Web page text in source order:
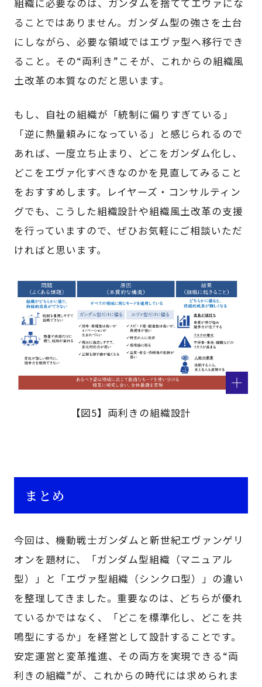
組織に必要なのは、ガンダムを捨ててエヴァにな
ることではありません。ガンダム型の強さを土台
にしながら、必要な領域ではエヴァ型へ移行でき
ること。その“両利き”こそが、これからの組織風
土改革の本質なのだと思います。
もし、自社の組織が「統制に偏りすぎている」
「逆に熱量頼みになっている」と感じられるので
あれば、一度立ち止まり、どこをガンダム化し、
どこをエヴァ化すべきなのかを見直してみること
をおすすめします。レイヤーズ・コンサルティン
グでも、こうした組織設計や組織風土改革の支援
を行っていますので、ぜひお気軽にご相談いただ
ければと思います。
【図5】両利きの組織設計
まとめ
今回は、機動戦士ガンダムと新世紀エヴァンゲリ
オンを題材に、「ガンダム型組織（マニュアル
型）」と「エヴァ型組織（シンクロ型）」の違い
を整理してきました。重要なのは、どちらが優れ
ているかではなく、「どこを標準化し、どこを共
鳴型にするか」を経営として設計することです。
安定運営と変革推進、その両方を実現できる“両
利きの組織”が、これからの時代には求められま